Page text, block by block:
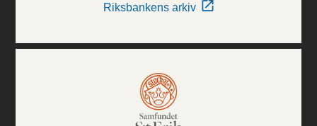
Riksbankens arkiv